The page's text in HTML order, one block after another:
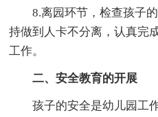
8.离园环节，检查孩子
持做到人卡不分离，认真完
工作。
二、安全教育的开展
孩子的安全是幼儿园工